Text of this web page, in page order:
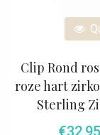
Clip Rond
roze hart
Sterling
€32,95